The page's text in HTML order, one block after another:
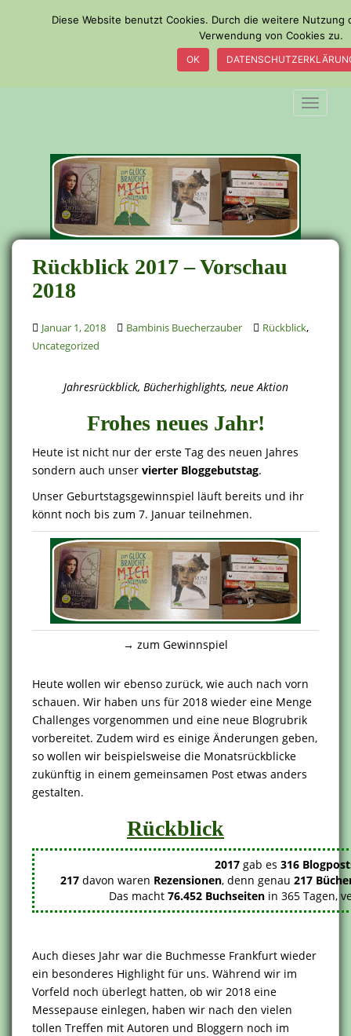
Rückblick 2017 – Vorschau
2018
Januar 1, 2018 Bambinis Buecherzauber Rückblick,
Uncategorized
Jahresrückblick, Bücherhighlights, neue Aktion
Frohes neues Jahr!
Heute ist nicht nur der erste Tag des neuen Jahres
sondern auch unser vierter Bloggebutstag.
Unser Geburtstagsgewinnspiel läuft bereits und ihr
könnt noch bis zum 7. Januar teilnehmen.
→ zum Gewinnspiel
Heute wollen wir ebenso zurück, wie auch nach vorn
schauen. Wir haben uns für 2018 wieder eine Menge
Challenges vorgenommen und eine neue Blogrubrik
vorbereitet. Zudem wird es einige Änderungen geben,
so wollen wir beispielsweise die Monatsrückblicke
zukünftig in einem gemeinsamen Post etwas anders
gestalten.
Rückblick
2017 gab es 316
217davon waren Rezensionen, denn genau 217
Das macht 76.452 Buchseiten in 365 Tagen,
Auch dieses Jahr war die Buchmesse Frankfurt wieder
ein besonderes Highlight für uns. Während wir im
Vorfeld noch überlegt hatten, ob wir 2018 eine
Messepause einlegen, haben wir nach den vielen
tollen Treffen mit Autoren und Bloggern noch im
Diese Website benutzt Cookies. Durch die weitere Nutzung
Verwendung von Cookies zu.
OK